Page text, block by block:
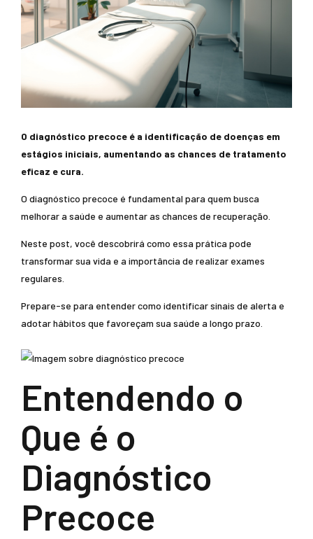
O diagnóstico precoce é a identificação de doenças em
estágios iniciais, aumentando as chances de tratamento
eficaz e cura.
O diagnóstico precoce é fundamental para quem busca
melhorar a saúde e aumentar as chances de recuperação.
Neste post, você descobrirá como essa prática pode
transformar sua vida e a importância de realizar exames
regulares.
Prepare-se para entender como identificar sinais de alerta e
adotar hábitos que favoreçam sua saúde a longo prazo.
Entendendo o
Que é o
Diagnóstico
Precoce